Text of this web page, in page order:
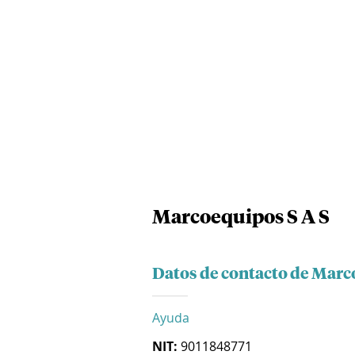
Marcoequipos S A S
Datos de contacto de
Ayuda
NIT: 9011848771